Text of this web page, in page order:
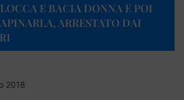
E BACIA DONNA E POI
ARRESTATO DAI
2018